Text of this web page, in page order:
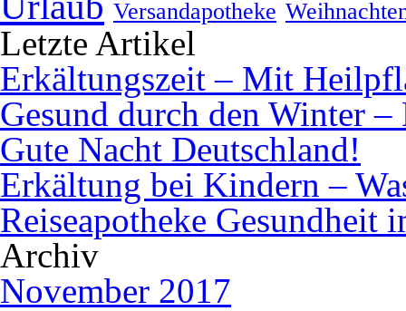
Versandapotheke
Letzte Artikel
Erkältungszeit – Mit
Gesund durch den Winter
Gute Nacht Deutschland!
Erkältung bei Kindern –
Reiseapotheke Gesundheit
Archiv
November 2017